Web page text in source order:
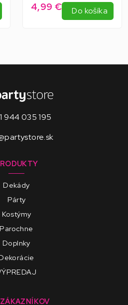
4,99 € Do košíka
944 035 195
Dekády
Párty
Kostýmy
Parochne
Doplnky